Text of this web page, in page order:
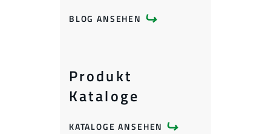
BLOG ANSEHEN
Produkt
Kataloge
KATALOGE ANSEHEN